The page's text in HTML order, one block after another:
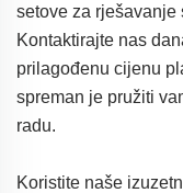
setove za rješavanje
Kontaktirajte nas
prilagođenu cijenu
spreman je pružiti
radu.
Koristite naše